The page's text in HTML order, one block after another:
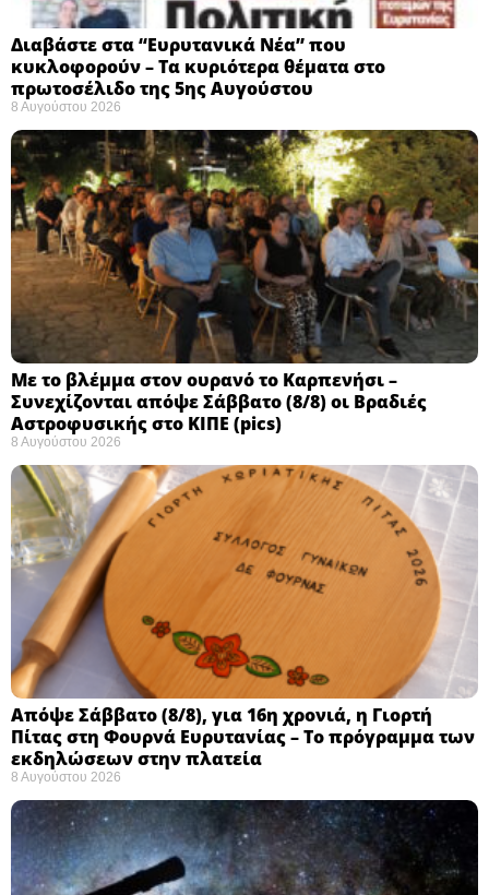
Διαβάστε στα “Ευρυτανικά Νέα” που
κυκλοφορούν – Τα κυριότερα θέματα στο
πρωτοσέλιδο της 5ης Αυγούστου
8 Αυγούστου 2026
Με το βλέμμα στον ουρανό το Καρπενήσι –
Συνεχίζονται απόψε Σάββατο (8/8) οι Βραδιές
Αστροφυσικής στο ΚΙΠΕ (pics)
8 Αυγούστου 2026
Απόψε Σάββατο (8/8), για 16η χρονιά, η Γιορτή
Πίτας στη Φουρνά Ευρυτανίας – Το πρόγραμμα των
εκδηλώσεων στην πλατεία
8 Αυγούστου 2026